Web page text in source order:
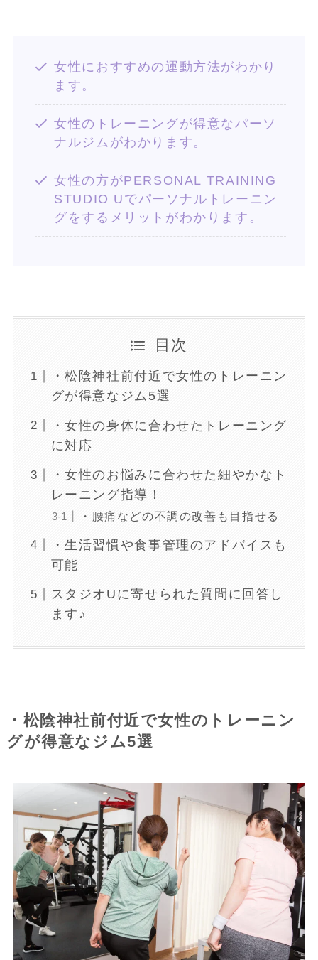
女性におすすめの運動方法がわかり
ます。
女性のトレーニングが得意なパーソ
ナルジムがわかります。
女性の方がPERSONAL TRAINING
STUDIO Uでパーソナルトレーニン
グをするメリットがわかります。
目次
・松陰神社前付近で女性のトレーニン
グが得意なジム5選
・女性の身体に合わせたトレーニング
に対応
・女性のお悩みに合わせた細やかなト
レーニング指導！
・腰痛などの不調の改善も目指せる
・生活習慣や食事管理のアドバイスも
可能
スタジオUに寄せられた質問に回答し
ます♪
・松陰神社前付近で女性のトレーニン
グが得意なジム5選